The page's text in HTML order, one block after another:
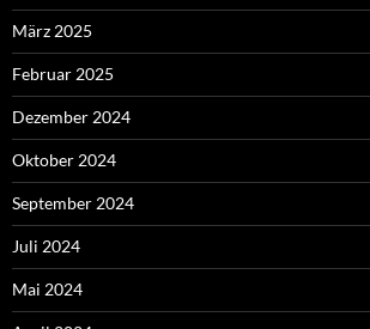
März 2025
Februar 2025
Dezember 2024
Oktober 2024
September 2024
Juli 2024
Mai 2024